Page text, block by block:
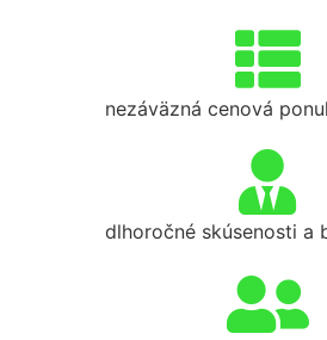
nezáväzná cenová
dlhoročné skúsenosti a